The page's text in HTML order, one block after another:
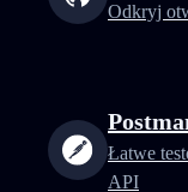
Odkryj
Łatwe
API